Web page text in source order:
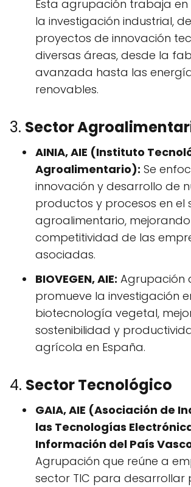
Esta agrupación trabaja
la investigación industrial,
proyectos de innovación
diversas áreas, desde la
avanzada hasta las
renovables.
3. Sector
AINIA, AIE (Instituto
Agroalimentario): Se
innovación y desarrollo de
productos y procesos en el
agroalimentario,
competitividad de las
asociadas.
BIOVEGEN, AIE: Agrupación
promueve la investigación
biotecnología vegetal,
sostenibilidad y
agrícola en España.
4. Sector Tecnológico
GAIA, AIE (Asociación de
las Tecnologías
Información del País
Agrupación que reúne a
sector TIC para desarrollar